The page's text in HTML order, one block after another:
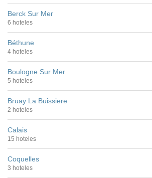
Berck Sur Mer
6 hoteles
Béthune
4 hoteles
Boulogne Sur Mer
5 hoteles
Bruay La Buissiere
2 hoteles
Calais
15 hoteles
Coquelles
3 hoteles